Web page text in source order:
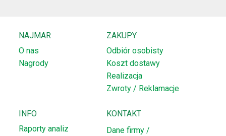
NAJMAR
O nas
Nagrody
ZAKUPY
Odbiór osobisty
Koszt dostawy
Realizacja
Zwroty / Reklamacje
INFO
Raporty analiz
KONTAKT
Dane firmy /